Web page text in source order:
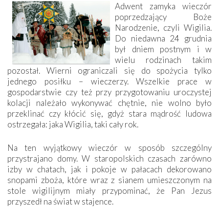
Adwent zamyka wieczór
poprzedzający Boże
Narodzenie, czyli Wigilia.
Do niedawna 24 grudnia
był dniem postnym i w
wielu rodzinach takim
pozostał. Wierni ograniczali się do spożycia tylko
jednego posiłku – wieczerzy. Wszelkie prace w
gospodarstwie czy też przy przygotowaniu uroczystej
kolacji należało wykonywać chętnie, nie wolno było
przeklinać czy kłócić się, gdyż stara mądrość ludowa
ostrzegała: jaka Wigilia, taki cały rok.
Na ten wyjątkowy wieczór w sposób szczególny
przystrajano domy. W staropolskich czasach zarówno
izby w chatach, jak i pokoje w pałacach dekorowano
snopami zboża, które wraz z sianem umieszczonym na
stole wigilijnym miały przypominać, że Pan Jezus
przyszedł na świat w stajence.